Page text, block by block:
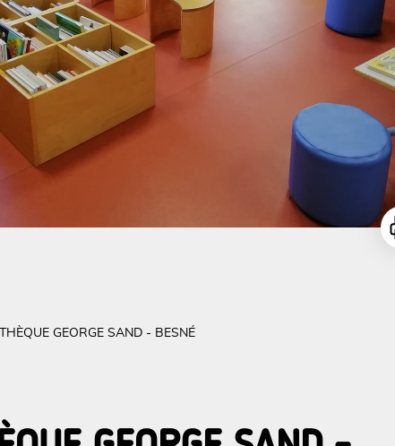
GEORGE SAND - BESNÉ